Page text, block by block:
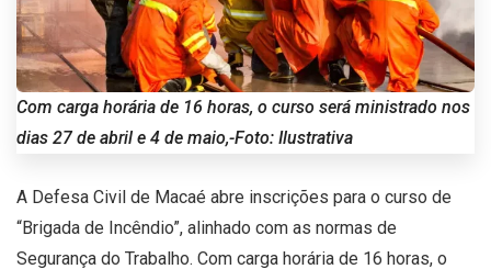
Com carga horária de 16 horas, o curso será ministrado nos
dias 27 de abril e 4 de maio,-Foto: Ilustrativa
A Defesa Civil de Macaé abre inscrições para o curso de
“Brigada de Incêndio”, alinhado com as normas de
Segurança do Trabalho. Com carga horária de 16 horas, o